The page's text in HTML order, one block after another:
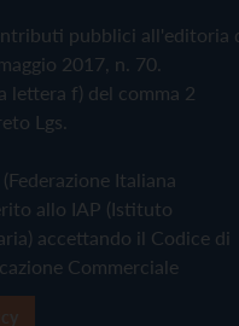
pubblici all'editoria
2017, n. 70.
lettera f) del comma 2
Lgs.
Italiana
allo IAP (Istituto
accettando il Codice di
Commerciale